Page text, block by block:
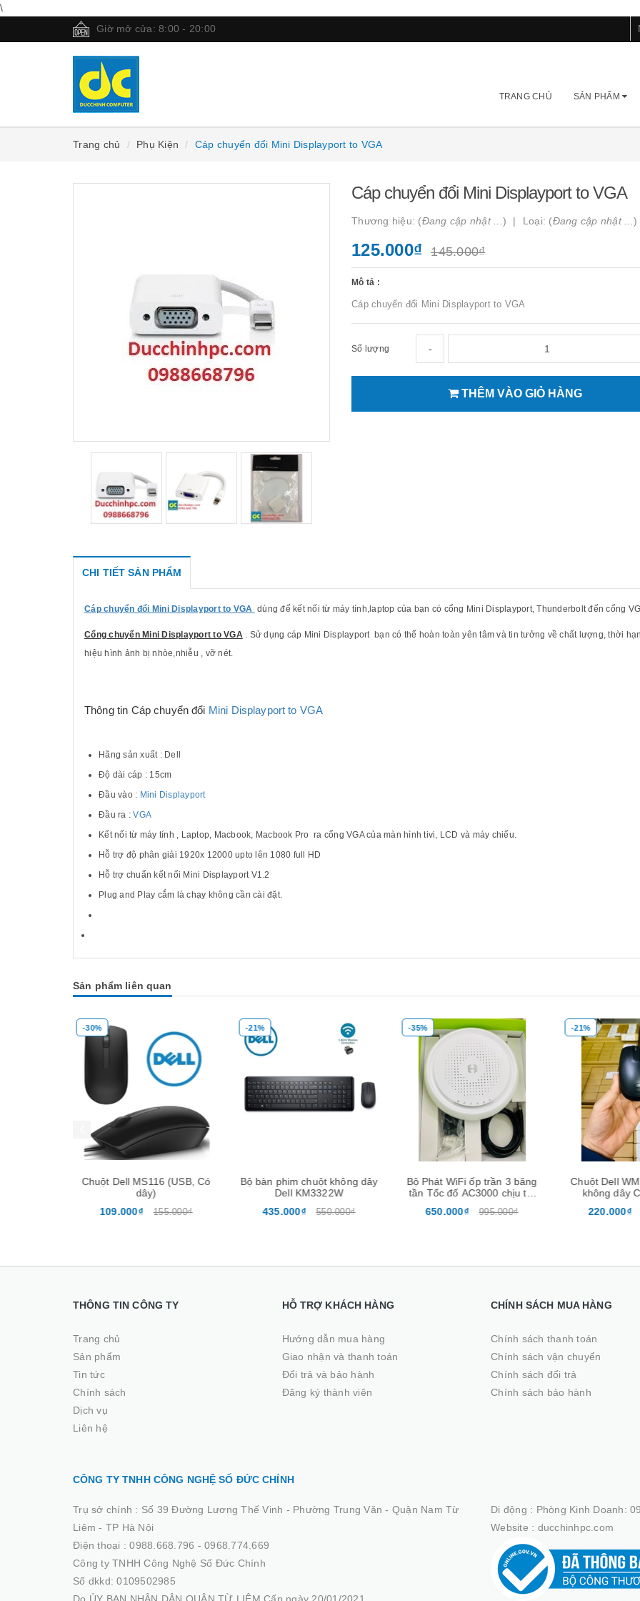
\
Giờ mở cửa: 8:00 - 20:00
TRANG CHỦ SẢN PHẨM
Trang chủ Phụ Kiện Cáp chuyển đổi Mini Displayport to VGA
Cáp chuyển đổi Mini Displayport to VGA
Thương hiệu: (Đang cập nhật ... ) Loại: (Đang cập nhật ... )
125.000₫ 145.000₫
Mô tả :
Cáp chuyển đổi Mini Displayport to VGA
Số lượng -
THÊM VÀO GIỎ HÀNG
CHI TIẾT SẢN PHẨM
Cáp chuyển đổi Mini Displayport to VGA dùng để kết nối từ máy tính,laptop của bạn có cổng Mini Displayport, Thunderbolt đến cổng
Cổng chuyển Mini Displayport to VGA . Sử dụng cáp Mini Displayport bạn có thể hoàn toàn yên tâm và tin tưởng về chất lượng, thời
hiệu hình ảnh bị nhòe,nhiễu , vỡ nét.
Thông tin Cáp chuyển đổi Mini Displayport to VGA
Hãng sản xuất : Dell
Độ dài cáp : 15cm
Đầu vào : Mini Displayport
Đầu ra : VGA
Kết nối từ máy tính , Laptop, Macbook, Macbook Pro ra cổng VGA của màn hình tivi, LCD và máy chiếu.
Hỗ trợ độ phân giải 1920x 12000 upto lên 1080 full HD
Hỗ trợ chuẩn kết nối Mini Displayport V1.2
Plug and Play cắm là chạy không cần cài đặt.
Sản phẩm liên quan
Xem nhanh
-21%
Bộ bàn phim chuột không dây
Dell KM3322W
435.000₫
550.000₫
-35%
Bộ Phát WiFi ốp trần 3 băng
tần Tốc đố AC3000 chịu tải
650.000₫ 995.000₫
-21%
Mua hàng
Chuột Dell WM118 Wireless
không dây Chính hãng
220.000₫
280.000₫
-22%
Mua hàng
Dây VGA to
250.000₫
Mua hàng Mua hàng
THÔNG TIN CÔNG TY
Trang chủ
Sản phẩm
Tin tức
Chính sách
Dịch vụ
Liên hệ
HỖ TRỢ KHÁCH HÀNG
Hướng dẫn mua hàng
Giao nhận và thanh toán
Đổi trả và bảo hành
Đăng ký thành viên
CHÍNH SÁCH MUA HÀNG
Chính sách thanh toán
Chính sách vận chuyển
Chính sách đổi trả
Chính sách bảo hành
CÔNG TY TNHH CÔNG NGHỆ SỐ ĐỨC CHÍNH
Trụ sở chính : Số 39 Đường Lương Thế Vinh - Phường Trung Văn - Quận Nam Từ
Liêm - TP Hà Nội
Điện thoại :0988.668.796 - 0968.774.669
Công ty TNHH Công Nghệ Số Đức Chính
Số dkkd: 0109502985
Di động : Phòng Kinh Doanh:
Website : ducchinhpc.com